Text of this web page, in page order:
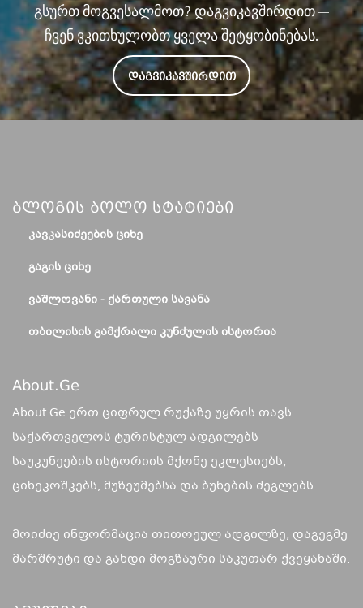
გსურთ მოგვესალმოთ? დაგვიკავშირდით —
ჩვენ ვკითხულობთ ყველა შეტყობინებას.
ᲓᲐᲒᲕᲘᲙᲐᲕᲨᲘᲠᲓᲘᲗ
Ბლოგის Ბოლო Სტატიები
ᲙᲐᲕᲙᲐᲡᲘᲫᲔᲔᲑᲘᲡ ᲪᲘᲮᲔ
ᲒᲐᲒᲘᲡ ᲪᲘᲮᲔ
ᲕᲐᲨᲚᲝᲕᲐᲜᲘ - ᲥᲐᲠᲗᲣᲚᲘ ᲡᲐᲕᲐᲜᲐ
ᲗᲑᲘᲚᲘᲡᲘᲡ ᲒᲐᲛᲥᲠᲐᲚᲘ ᲙᲣᲜᲫᲣᲚᲘᲡ ᲘᲡᲢᲝᲠᲘᲐ
About.ge
About.Ge ერთ ციფრულ რუქაზე უყრის თავს
საქართველოს ტურისტულ ადგილებს —
საუკუნეების ისტორიის მქონე ეკლესიებს,
ციხეკოშკებს, მუზეუმებსა და ბუნების ძეგლებს.
მოიძიე ინფორმაცია თითოეულ ადგილზე, დაგეგმე
მარშრუტი და გახდი მოგზაური საკუთარ ქვეყანაში.